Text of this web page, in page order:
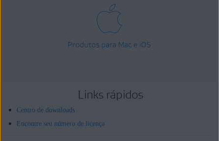
Produtos para Mac e iOS
Links rápidos
Centro de downloads
Encontre seu número de licença